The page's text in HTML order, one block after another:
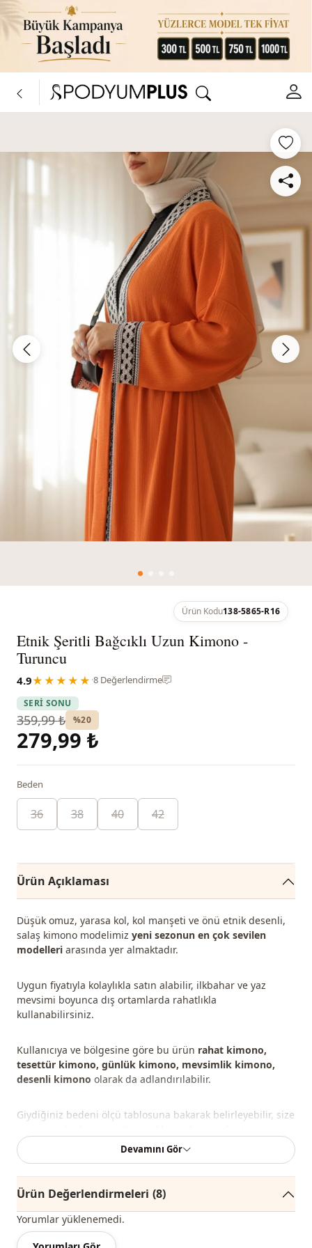
Ürün Kodu138-5865-R16
Etnik Şeritli Bağcıklı Uzun Kimono -
Turuncu
4.9★★★★★ ·8 Değerlendirme
SERİ SONU
359,99 ₺ %20
279,99 ₺
Beden
36 38 40 42
Ürün Açıklaması
Düşük omuz, yarasa kol, kol manşeti ve önü etnik desenli,
salaş kimono modelimiz yeni sezonun en çok sevilen
modelleri arasında yer almaktadır.
Uygun fiyatıyla kolaylıkla satın alabilir, ilkbahar ve yaz
mevsimi boyunca dış ortamlarda rahatlıkla
kullanabilirsiniz.
Kullanıcıya ve bölgesine göre bu ürün rahat kimono,
tesettür kimono, günlük kimono, mevsimlik kimono,
desenli kimono olarak da adlandırılabilir.
Giydiğiniz bedeni ölçü tablosuna bakarak belirleyebilir, size
edebilirsiniz.
Not: Ürün içeriği kimonodan oluşmaktadır. (Ayakkabı,
çanta ve takılar dekor amaçlı kullanılmaktadır.)
Not: Ürünün renginde konsept çekimlerinden dolayı ton
farklılığı olabilir.
Devamını Gör
Ürün Değerlendirmeleri (8)
Yorumlar yüklenemedi.